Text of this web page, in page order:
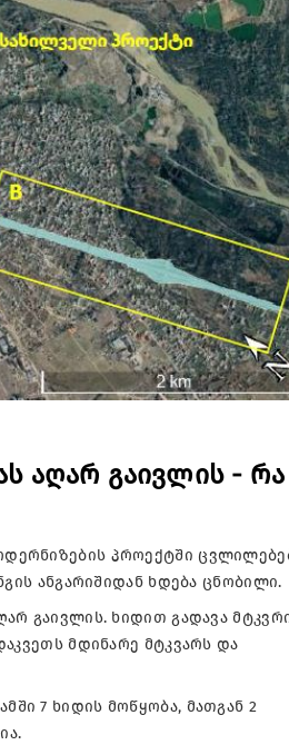
აღარ გაივლის - რა
პროექტში
ანგარიშიდან ხდება ცნობილი.
გაივლის. ხიდით გადავა
მდინარე მტკვარს და
7 ხიდის მოწყობა, მათგან 2